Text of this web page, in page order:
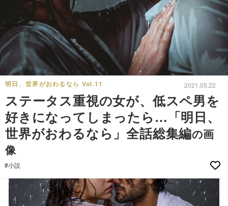
明日、世界がおわるなら Vol.11 2021.05.22
ステータス重視の女が、低スペ男を
好きになってしまったら…「明日、
世界がおわるなら」全話総集編の画
像
#小説